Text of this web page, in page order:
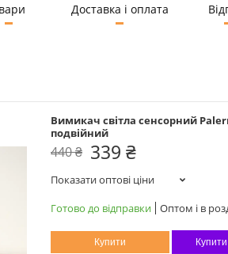
Доставка і оплата
Вимикач світла сенсорний
подвійний
440 ₴ 339 ₴
Показати оптові ціни
Готово до відправки
Оптом і в
Купити